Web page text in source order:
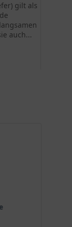
gilt als
auch...